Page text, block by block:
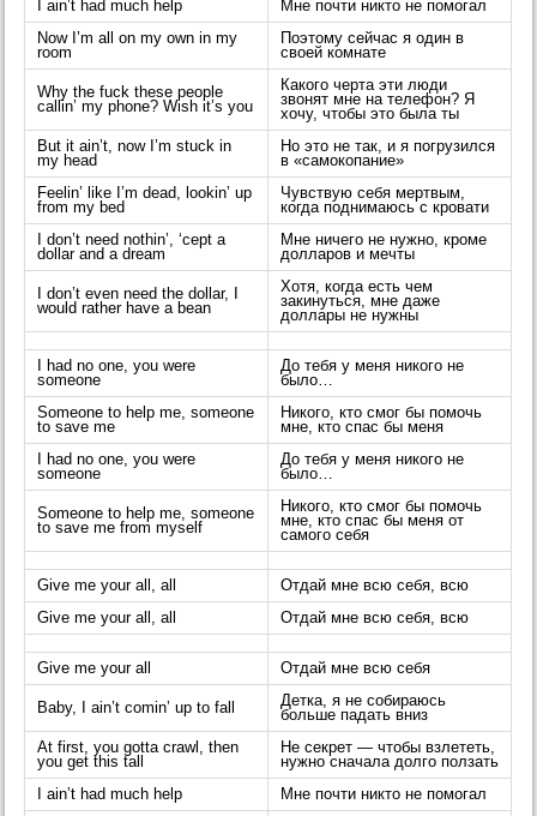
I ain’t had much help
Мне почти никто не помогал
Now I’m all on my own in my
room
Поэтому сейчас я один в
своей комнате
Why the fuck these people
callin’ my phone? Wish it’s you
Какого черта эти люди
звонят мне на телефон? Я
хочу, чтобы это была ты
But it ain’t, now I’m stuck in
my head
Но это не так, и я погрузился
в «самокопание»
Feelin’ like I’m dead, lookin’ up
from my bed
Чувствую себя мертвым,
когда поднимаюсь с кровати
I don’t need nothin’, ‘cept a
dollar and a dream
Мне ничего не нужно, кроме
долларов и мечты
I don’t even need the dollar, I
would rather have a bean
Хотя, когда есть чем
закинуться, мне даже
доллары не нужны
I had no one, you were
someone
До тебя у меня никого не
было…
Someone to help me, someone
to save me
Никого, кто смог бы помочь
мне, кто спас бы меня
I had no one, you were
someone
До тебя у меня никого не
было…
Someone to help me, someone
to save me from myself
Никого, кто смог бы помочь
мне, кто спас бы меня от
самого себя
Give me your all, all
Отдай мне всю себя, всю
Give me your all, all
Отдай мне всю себя, всю
Give me your all Отдай мне всю себя
Baby, I ain’t comin’ up to fall
Детка, я не собираюсь
больше падать вниз
At first, you gotta crawl, then
you get this tall
Не секрет — чтобы взлететь,
нужно сначала долго ползать
I ain’t had much help
Мне почти никто не помогал